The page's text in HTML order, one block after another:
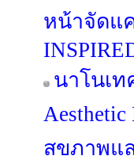
หน้าจัดแ
นาโนเท
สุขภาพแ